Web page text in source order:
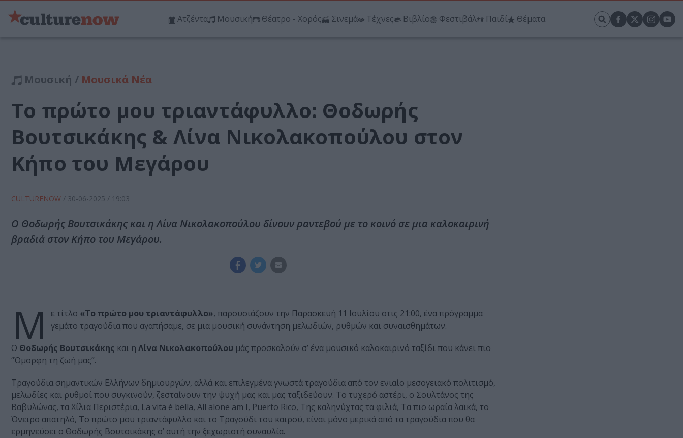
Ατζέντα Μουσική Θέατρο - Χορός Σινεμά Τέχνες Βιβλίο Φεστιβάλ Παιδί Θέματα
Μουσική / Μουσικά Νέα
Το πρώτο μου τριαντάφυλλο: Θοδωρής
Βουτσικάκης & Λίνα Νικολακοπούλου στον
Κήπο του Μεγάρου
CULTURENOW / 30-06-2025 / 19:03
Ο Θοδωρής Βουτσικάκης και η Λίνα Νικολακοπούλου δίνουν ραντεβού με το κοινό σε μια καλοκαιρινή
βραδιά στον Κήπο του Μεγάρου.
Μ ε τίτλο «Το πρώτο μου τριαντάφυλλο», παρουσιάζουν την Παρασκευή 11 Ιουλίου στις 21:00, ένα πρόγραμμα
γεμάτο τραγούδια που αγαπήσαμε, σε μια μουσική συνάντηση μελωδιών, ρυθμών και συναισθημάτων.
Ο Θοδωρής Βουτσικάκης και η Λίνα Νικολακοπούλου μάς προσκαλούν σ’ ένα μουσικό καλοκαιρινό ταξίδι που κάνει πιο
“Όμορφη τη ζωή μας”.
Τραγούδια σημαντικών Ελλήνων δημιουργών, αλλά και επιλεγμένα γνωστά τραγούδια από τον ενιαίο μεσογειακό πολιτισμό,
μελωδίες και ρυθμοί που συγκινούν, ζεσταίνουν την ψυχή μας και μας ταξιδεύουν. Το τυχερό αστέρι, ο Σουλτάνος της
Βαβυλώνας, τα Χίλια Περιστέρια, La vita è bella, All alone am I, Puerto Rico, Της καληνύχτας τα φιλιά, Τα πιο ωραία λαϊκά, το
Όνειρο απατηλό, Το πρώτο μου τριαντάφυλλο και το Τραγούδι του καιρού, είναι μόνο μερικά από τα τραγούδια που θα
ερμηνεύσει ο Θοδωρής Βουτσικάκης σ’ αυτή την ξεχωριστή συναυλία.